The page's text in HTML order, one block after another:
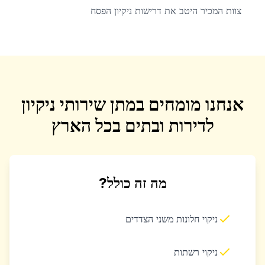
צוות המכיר היטב את דרישות ניקיון הפסח
אנחנו מומחים במתן שירותי ניקיון
לדירות ובתים בכל הארץ
מה זה כולל?
ניקוי חלונות משני הצדדים
ניקוי רשתות